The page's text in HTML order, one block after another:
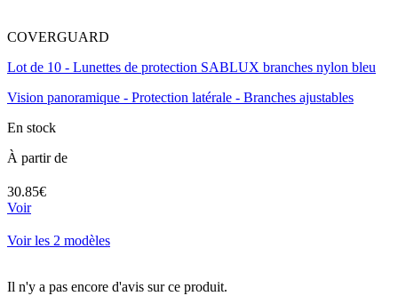
COVERGUARD
Lot de 10 - Lunettes de protection SABLUX branches nylon bleu
Vision panoramique - Protection latérale - Branches ajustables
En stock
À partir de
30.85€
Voir
Voir les 2 modèles
Il n'y a pas encore d'avis sur ce produit.